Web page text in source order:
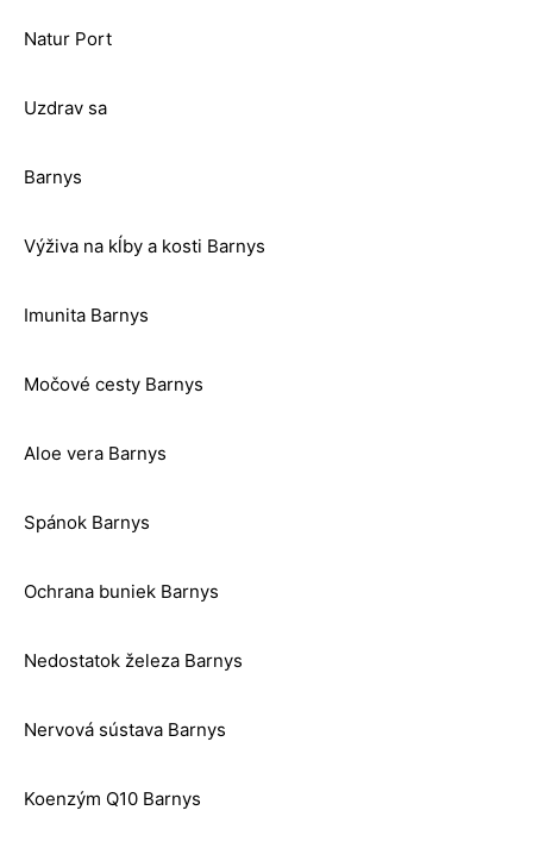
Natur Port
Uzdrav sa
Barnys
Výživa na kĺby a kosti Barnys
Imunita Barnys
Močové cesty Barnys
Aloe vera Barnys
Spánok Barnys
Ochrana buniek Barnys
Nedostatok železa Barnys
Nervová sústava Barnys
Koenzým Q10 Barnys